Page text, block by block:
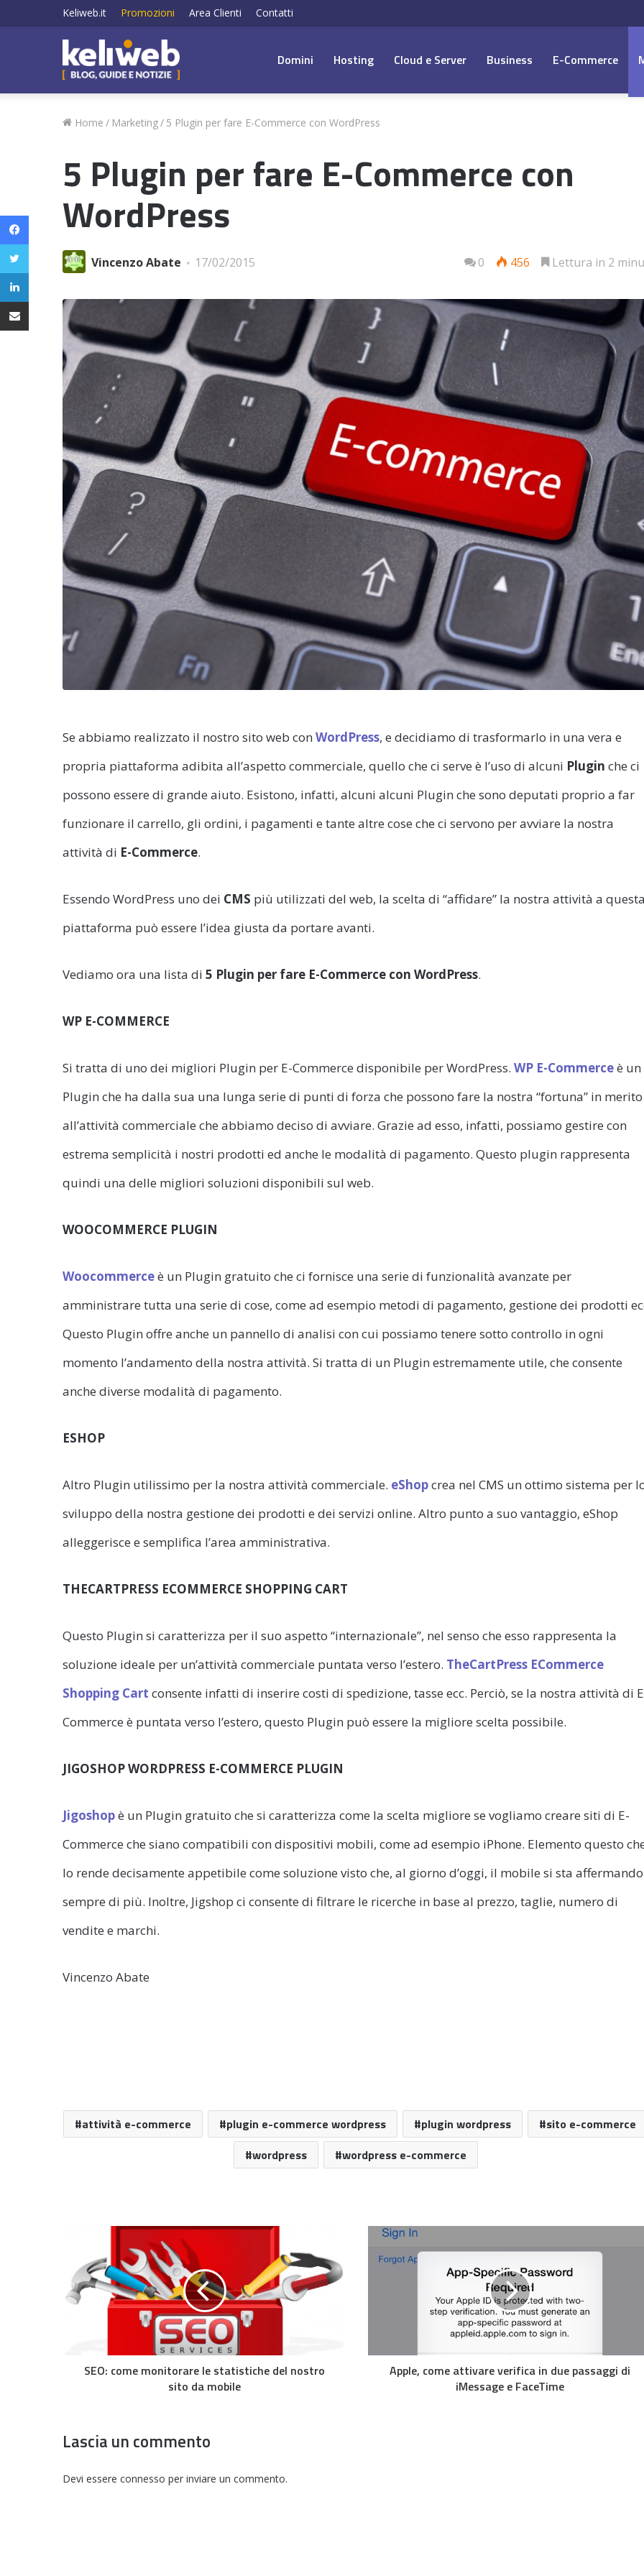
Keliweb.it Promozioni Area Clienti Contatti
Domini Hosting Cloud e Server Business E-Commerce
Home / Marketing/ 5 Plugin per fare E-Commerce con WordPress
5 Plugin per fare E-Commerce con
WordPress
Vincenzo Abate 17/02/2015 0 456 Lettura in 2
Se abbiamo realizzato il nostro sito web con WordPress, e decidiamo di trasformarlo in una vera e
propria piattaforma adibita all’aspetto commerciale, quello che ci serve è l’uso di alcuni Plugin che ci
possono essere di grande aiuto. Esistono, infatti, alcuni alcuni Plugin che sono deputati proprio a far
funzionare il carrello, gli ordini, i pagamenti e tante altre cose che ci servono per avviare la nostra
attività di E-Commerce.
Essendo WordPress uno dei CMS più utilizzati del web, la scelta di “affidare” la nostra attività a
piattaforma può essere l’idea giusta da portare avanti.
Vediamo ora una lista di 5 Plugin per fare E-Commerce con WordPress.
WP E-COMMERCE
Si tratta di uno dei migliori Plugin per E-Commerce disponibile per WordPress. WP E-Commerceè un
Plugin che ha dalla sua una lunga serie di punti di forza che possono fare la nostra “fortuna” in merito
all’attività commerciale che abbiamo deciso di avviare. Grazie ad esso, infatti, possiamo gestire con
estrema semplicità i nostri prodotti ed anche le modalità di pagamento. Questo plugin rappresenta
quindi una delle migliori soluzioni disponibili sul web.
WOOCOMMERCE PLUGIN
Woocommerceè un Plugin gratuito che ci fornisce una serie di funzionalità avanzate per
amministrare tutta una serie di cose, come ad esempio metodi di pagamento, gestione dei prodotti
Questo Plugin offre anche un pannello di analisi con cui possiamo tenere sotto controllo in ogni
momento l’andamento della nostra attività. Si tratta di un Plugin estremamente utile, che consente
anche diverse modalità di pagamento.
ESHOP
Altro Plugin utilissimo per la nostra attività commerciale. eShopcrea nel CMS un ottimo sistema per
sviluppo della nostra gestione dei prodotti e dei servizi online. Altro punto a suo vantaggio, eShop
alleggerisce e semplifica l’area amministrativa.
THECARTPRESS ECOMMERCE SHOPPING CART
Questo Plugin si caratterizza per il suo aspetto “internazionale”, nel senso che esso rappresenta la
soluzione ideale per un’attività commerciale puntata verso l’estero. TheCartPress ECommerce
Shopping Cart consente infatti di inserire costi di spedizione, tasse ecc. Perciò, se la nostra attività di
Commerce è puntata verso l’estero, questo Plugin può essere la migliore scelta possibile.
JIGOSHOP WORDPRESS E-COMMERCE PLUGIN
Jigoshopè un Plugin gratuito che si caratterizza come la scelta migliore se vogliamo creare siti di E-
Commerce che siano compatibili con dispositivi mobili, come ad esempio iPhone. Elemento questo
lo rende decisamente appetibile come soluzione visto che, al giorno d’oggi, il mobile si sta affermando
sempre di più. Inoltre, Jigshop ci consente di filtrare le ricerche in base al prezzo, taglie, numero di
vendite e marchi.
Vincenzo Abate
attività e-commerce plugin e-commerce wordpress plugin wordpress
sito e-commerce
wordpress
wordpress e-commerce
SEO: come monitorare le statistiche del nostro
sito da mobile
Apple, come attivare verifica in due passaggi di
iMessage e FaceTime
Lascia un commento
Devi essere connesso per inviare un commento.
Facebook
Twitter
LinkedIn
Condividi via email